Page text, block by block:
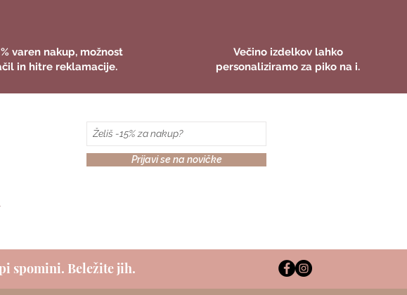
varen nakup, možnost
in hitre reklamacije.
Večino izdelkov lahko
personaliziramo za piko na i.
Prijavi se na novičke
spomini. Beležite jih.